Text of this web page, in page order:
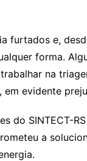
furtados e,
forma.
na
evidente
do SINTECT-
a